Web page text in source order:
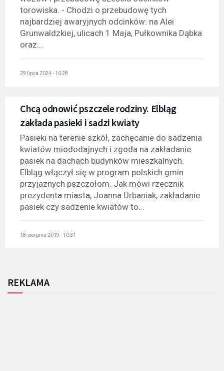
torowiska. - Chodzi o przebudowę tych
najbardziej awaryjnych odcinków: na Alei
Grunwaldzkiej, ulicach 1 Maja, Pułkownika Dąbka
oraz...
29 lipca 2024 - 16:28
Chcą odnowić pszczele rodziny. Elbląg
zakłada pasieki i sadzi kwiaty
Pasieki na terenie szkół, zachęcanie do sadzenia
kwiatów miododajnych i zgoda na zakładanie
pasiek na dachach budynków mieszkalnych.
Elbląg włączył się w program polskich gmin
przyjaznych pszczołom. Jak mówi rzecznik
prezydenta miasta, Joanna Urbaniak, zakładanie
pasiek czy sadzenie kwiatów to...
18 sierpnia 2019 - 10:31
REKLAMA